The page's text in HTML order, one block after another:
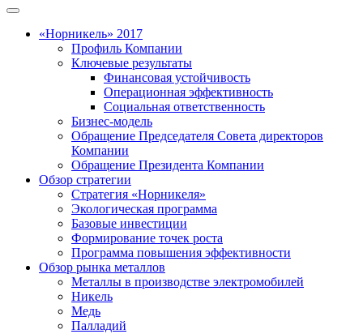
«Норникель» 2017
Профиль Компании
Ключевые результаты
Финансовая устойчивость
Операционная эффективность
Социальная ответственность
Бизнес-модель
Обращение Председателя Совета директоров
Компании
Обращение Президента Компании
Обзор стратегии
Стратегия «Норникеля»
Экологическая программа
Базовые инвестиции
Формирование точек роста
Программа повышения эффективности
Обзор рынка металлов
Металлы в производстве электромобилей
Никель
Медь
Палладий